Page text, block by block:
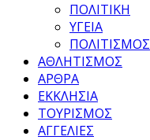
ΠΟΛΙΤΙΚΗ
ΥΓΕΙΑ
ΠΟΛΙΤΙΣΜΟΣ
ΑΘΛΗΤΙΣΜΟΣ
ΑΡΘΡΑ
ΕΚΚΛΗΣΙΑ
ΤΟΥΡΙΣΜΟΣ
ΑΓΓΕΛΙΕΣ